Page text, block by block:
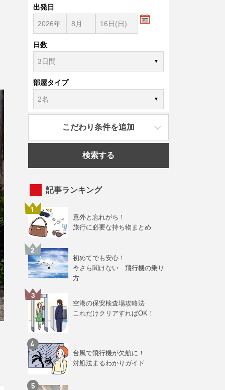
出発日
日数
部屋タイプ
こだわり条件を追加
検索する
記事ランキング
意外と忘れがち！
旅行に必要な持ち物まとめ
初めてでも安心！
今さら聞けない…飛行機の乗り
方
空港の保安検査場攻略法
これだけクリアすればOK！
台風で飛行機が欠航に！
対処法まるわかりガイド